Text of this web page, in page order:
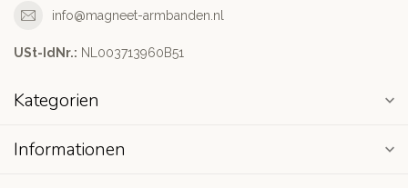
info@magneet-armbanden.nl
USt-IdNr.: NL003713960B51
Kategorien
Informationen